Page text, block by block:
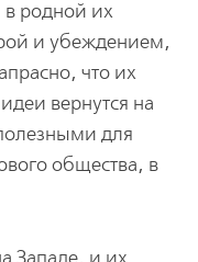
в родной их
и убеждением,
что их
вернутся на
для
общества, в